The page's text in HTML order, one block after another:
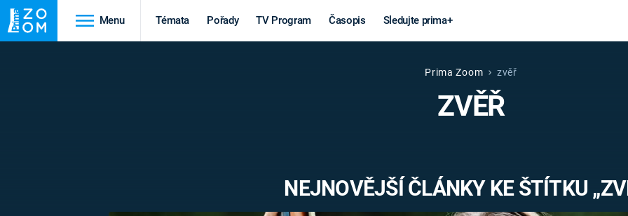
Menu Témata Pořady TV Program Časopis Sledujte prima+
STAROVĚKÝ EGYPT
Věda a
technika
MARS
VÁLEČNÉ
Prima Zoom zvěř
ZVĚŘ
NEJNOVĚJŠÍ ČLÁNKY KE ŠTÍTKU